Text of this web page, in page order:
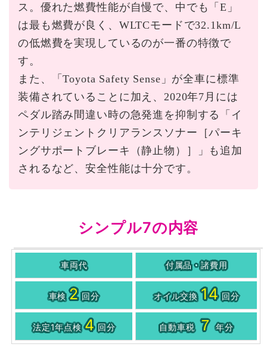
ス。優れた燃費性能が自慢で、中でも「E」
は最も燃費が良く、WLTCモードで32.1km/L
の低燃費を実現しているのが一番の特徴で
す。
また、「Toyota Safety Sense」が全車に標準
装備されていることに加え、2020年7月には
ペダル踏み間違い時の急発進を抑制する「イ
ンテリジェントクリアランスソナー［パーキ
ングサポートブレーキ（静止物）］」も追加
されるなど、安全性能は十分です。
シンプル7の内容
車両代 付属品・諸費用
車検 2 回分 オイル交換 14 回分
法定1年点検 4 回分 自動車税 ７ 年分